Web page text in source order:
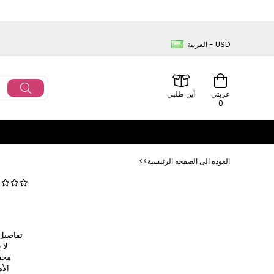
العربية - USD
عربتي
0
أين طلبي
<<العوده‌ الی الصفحه‌ الرئیسیة